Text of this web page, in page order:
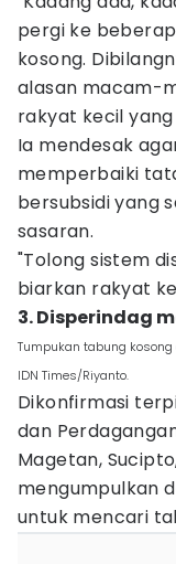
pergi ke
kosong.
alasan macam-
rakyat kecil yang
Ia mendesak
memperbaiki
bersubsidi yang
sasaran.
"Tolong sistem
biarkan rakyat
3. Disperindag
Tumpukan tabung
IDN Times/Riyanto.
Dikonfirmasi
dan
Magetan,
mengumpulkan
untuk mencari